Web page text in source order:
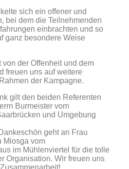
sich ein offener und
bei dem die Teilnehmenden
einbrachten und so
ganz besondere Weise
der Offenheit und dem
freuen uns auf weitere
der Kampagne.
gilt den beiden Referenten
Burmeister vom
und Umgebung
geht an Frau
Miosga vom
im Mühlenviertel für die tolle
Organisation. Wir freuen uns